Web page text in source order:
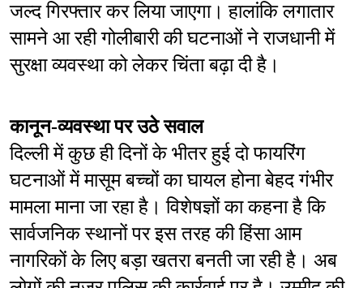
जल्द गिरफ्तार कर लिया जाएगा। हालांकि लगातार
सामने आ रही गोलीबारी की घटनाओं ने राजधानी में
सुरक्षा व्यवस्था को लेकर चिंता बढ़ा दी है।
कानून-व्यवस्था पर उठे सवाल
दिल्ली में कुछ ही दिनों के भीतर हुई दो फायरिंग
घटनाओं में मासूम बच्चों का घायल होना बेहद गंभीर
मामला माना जा रहा है। विशेषज्ञों का कहना है कि
सार्वजनिक स्थानों पर इस तरह की हिंसा आम
नागरिकों के लिए बड़ा खतरा बनती जा रही है। अब